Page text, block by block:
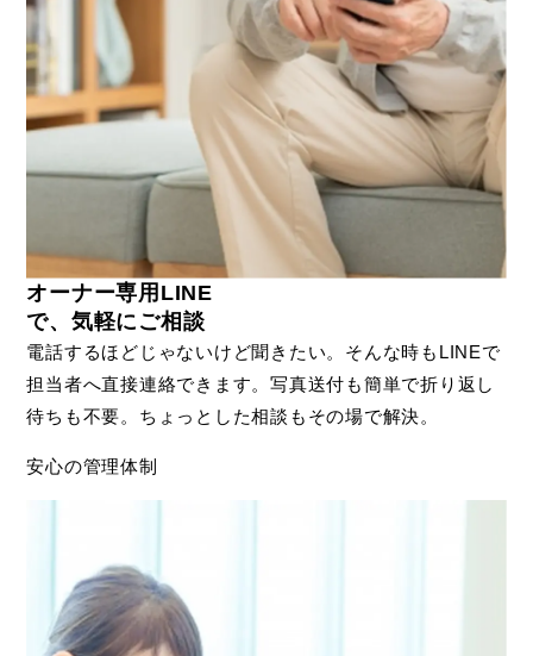
オーナー専用LINE
で、気軽にご相談
電話するほどじゃないけど聞きたい。そんな時もLINEで
担当者へ直接連絡できます。写真送付も簡単で折り返し
待ちも不要。ちょっとした相談もその場で解決。
安心の管理体制